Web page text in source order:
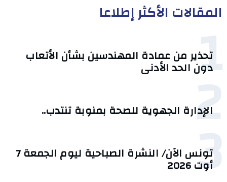
المقالات الأكثر إطلاعا
1
تحذير من عمادة المهندسين بشأن الأتعاب
دون الحد الأدنى
2
الإدارة الجهوية للصحة بمنوبة تنتدب..
3 تونس الآن/ النشرة الصباحية ليوم الجمعة 7
أوت 2026